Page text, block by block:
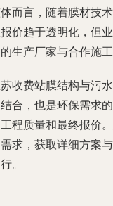
而言，随着膜材技
价趋于透明化，但
生产厂家与合作施
收费站膜结构与污
合，也是环保需求
程质量和最终报价
求，获取详细方案
。